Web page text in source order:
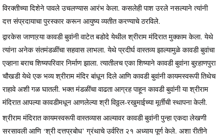
विरक्तीच्या दिशेने पावले उचलण्यास आरंभ केला. कसलेही पाश उरले नसल्याने त्यांनी
दत्त संप्रदायाचा पुरस्कार करून आयुष्य व्यतीत करण्याचे ठरविले.
द्वारकेस जाणाऱया कावडी बुवांनी वाटेत बडोदे येथील श्रीराम मंदिरात मुक्काम केला. येथे
त्यांना अनेक संतमंडळींचा सहवास लाभला. येथे प्रदीर्घ वास्तव्य झाल्यामुळे कावडी बुवांचा
एव्हाना बराच शिष्यपरिवार निर्माण झाला. त्यातीलच एका शिष्याने कावडी बुवांना बुऱहाणपुरा
चौखडी येथे एक भव्य श्रीराम मंदिर बांधून दिले आणि कावडी बुवांनी कायमस्वरूपी तिथेच
राहावे अशी गळ घातली. भक्त मंडळींचा वाढता आग्रह पाहून कावडी बुवांनी या श्रीराम
मंदिरात आपल्या कावडीमधून आणलेल्या श्री विठ्ठल-रखुमाईच्या मूर्तींची स्थापना केली.
श्रीराम मंदिरात कायमस्वरूपी वास्तव्यास आल्यावर कावडी बुवांनी पुन्हा एकदा लेखणी
सरसावली आणि ‘श्री दत्तप्रबोध’ ग्रंथाचे उर्वरित २१ अध्याय पूर्ण केले. अशा रीतीने